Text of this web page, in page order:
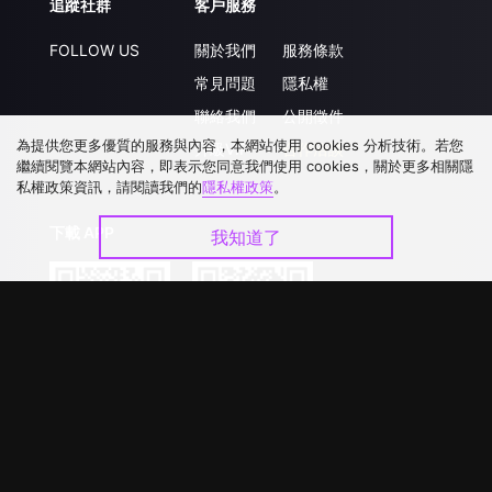
追蹤社群
FOLLOW US
客戶服務
關於我們
常見問題
聯絡我們
升級VIP
服務條款
隱私權
公開徵件
合作洽談
為提供您更多優質的服務與內容，本網站使用 cookies 分析技術。若您
繼續閱覽本網站內容，即表示您同意我們使用 cookies，關於更多相關隱
私權政策資訊，請閱讀我們的隱私權政策。
我知道了